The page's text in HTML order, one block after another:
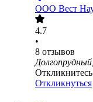
ООО Вест
4.7
•
8 отзывов
Откликнуться